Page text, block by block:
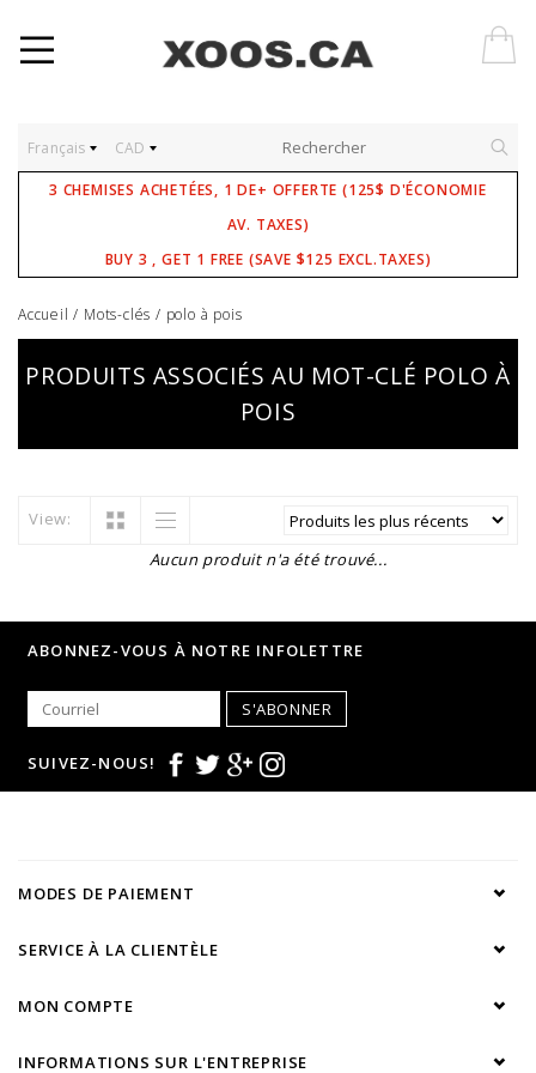
Français CAD
3 CHEMISES ACHETÉES, 1 DE+ OFFERTE (125$ D'ÉCONOMIE
AV. TAXES)
BUY 3 , GET 1 FREE (SAVE $125 EXCL.TAXES)
Accueil / Mots-clés / polo à pois
PRODUITS ASSOCIÉS AU MOT-CLÉ POLO À
POIS
View:
Aucun produit n'a été trouvé...
ABONNEZ-VOUS À NOTRE INFOLETTRE
S'ABONNER
SUIVEZ-NOUS!
MODES DE PAIEMENT
SERVICE À LA CLIENTÈLE
MON COMPTE
INFORMATIONS SUR L'ENTREPRISE